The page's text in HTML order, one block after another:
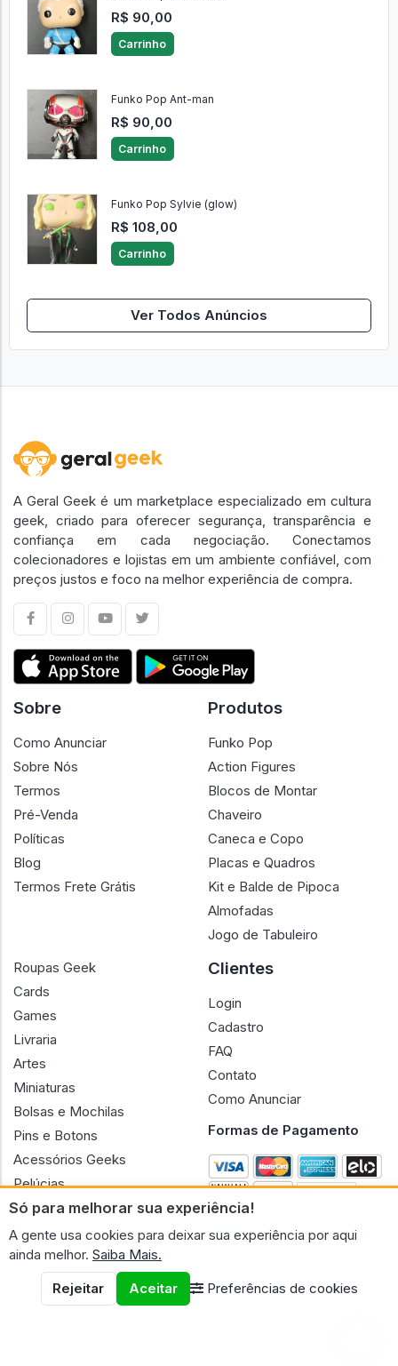
R$ 90,00
Carrinho
Funko Pop Ant-man
R$ 90,00
Carrinho
Funko Pop Sylvie (glow)
R$ 108,00
Carrinho
Ver Todos Anúncios
Só para melhorar sua experiência!
A gente usa cookies para deixar sua experiência por aqui
ainda melhor. Saiba Mais.
Rejeitar
Aceitar Preferências de cookies
A Geral Geek é um marketplace especializado em cultura
geek, criado para oferecer segurança, transparência e
confiança em cada negociação. Conectamos
colecionadores e lojistas em um ambiente confiável, com
preços justos e foco na melhor experiência de compra.
Sobre
Como Anunciar
Sobre Nós
Termos
Pré-Venda
Políticas
Blog
Termos Frete Grátis
Produtos
Funko Pop
Action Figures
Blocos de Montar
Chaveiro
Caneca e Copo
Placas e Quadros
Kit e Balde de Pipoca
Almofadas
Jogo de Tabuleiro
Roupas Geek
Cards
Games
Livraria
Artes
Miniaturas
Bolsas e Mochilas
Pins e Botons
Acessórios Geeks
Pelúcias
Bonecas
Clientes
Login
Cadastro
FAQ
Contato
Como Anunciar
Formas de Pagamento
CNPJ n.º 30.220.458/0001-17 - GERAL GEEK PORTAL ELETRONICO